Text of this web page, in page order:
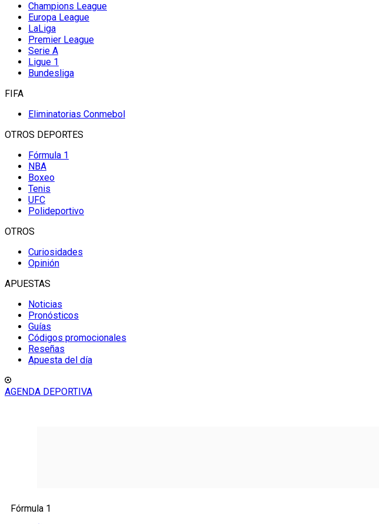
Champions League
Europa League
LaLiga
Premier League
Serie A
Ligue 1
Bundesliga
FIFA
Eliminatorias Conmebol
OTROS DEPORTES
Fórmula 1
NBA
Boxeo
Tenis
UFC
Polideportivo
OTROS
Curiosidades
Opinión
APUESTAS
Noticias
Pronósticos
Guías
Códigos promocionales
Reseñas
Apuesta del día
AGENDA DEPORTIVA
Fórmula 1